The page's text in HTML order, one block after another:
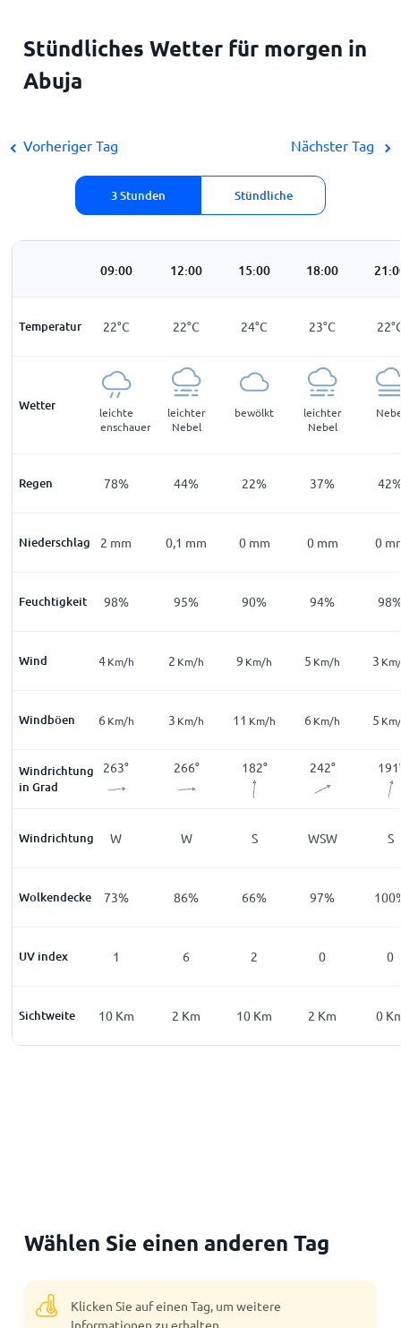
Stündliches Wetter für morgen in
Abuja
Vorheriger Tag
3 Stunden Stündliche
Nächster Tag
09:00 12:00 15:00 18:00
Temperatur
22°C 22°C 22°C 24°C 23°C 22°
Wetter
mäßige bis
leichte
Regenschauer
leichter
Nebel
bewölkt
leichter
Nebel
Regen
89% 78% 44% 22% 37% 42
Niederschlag
3,4mm 2 mm 0,1 mm 0 mm 0 mm 0
Feuchtigkeit
99% 98% 95% 90% 94% 98
Wind
4Km/h 4Km/h 2 Km/h 9 Km/h 5 Km/h 3
Windböen
8Km/h 6 Km/h 3 Km/h 11 Km/h 6 Km/h 5
Windrichtung
in Grad
343° 263° 266° 182° 242° 191
Windrichtung
NNW W W S WSW S
Wolkendecke
100% 73% 86% 66% 97% 100
UV index
0 1 6 2 0 0
Sichtweite
7Km 10 Km 2 Km 10 Km 2 Km 0
Wählen Sie einen anderen Tag
Klicken Sie auf einen Tag, um weitere
Informationen zu erhalten